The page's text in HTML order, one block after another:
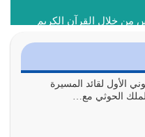
من خلال القرآن الكريم
الصلاة لذكري) إضافة إلى
الأول لقائد المسيرة
الحوثي مع…